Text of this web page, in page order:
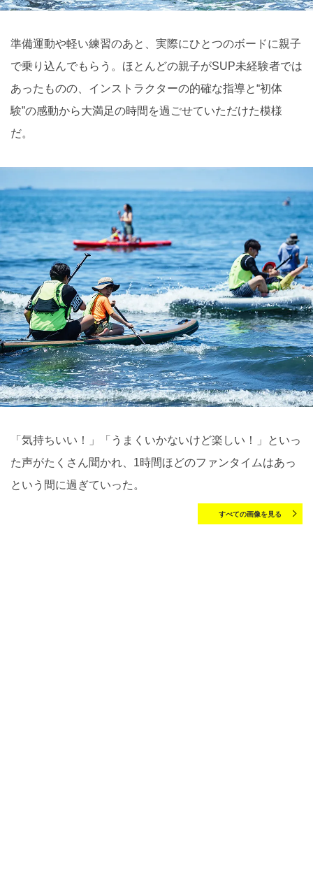
準備運動や軽い練習のあと、実際にひとつのボードに親子
で乗り込んでもらう。ほとんどの親子がSUP未経験者では
あったものの、インストラクターの的確な指導と“初体
験”の感動から大満足の時間を過ごせていただけた模様
だ。
「気持ちいい！」「うまくいかないけど楽しい！」といっ
た声がたくさん聞かれ、1時間ほどのファンタイムはあっ
という間に過ぎていった。
すべての画像を見る